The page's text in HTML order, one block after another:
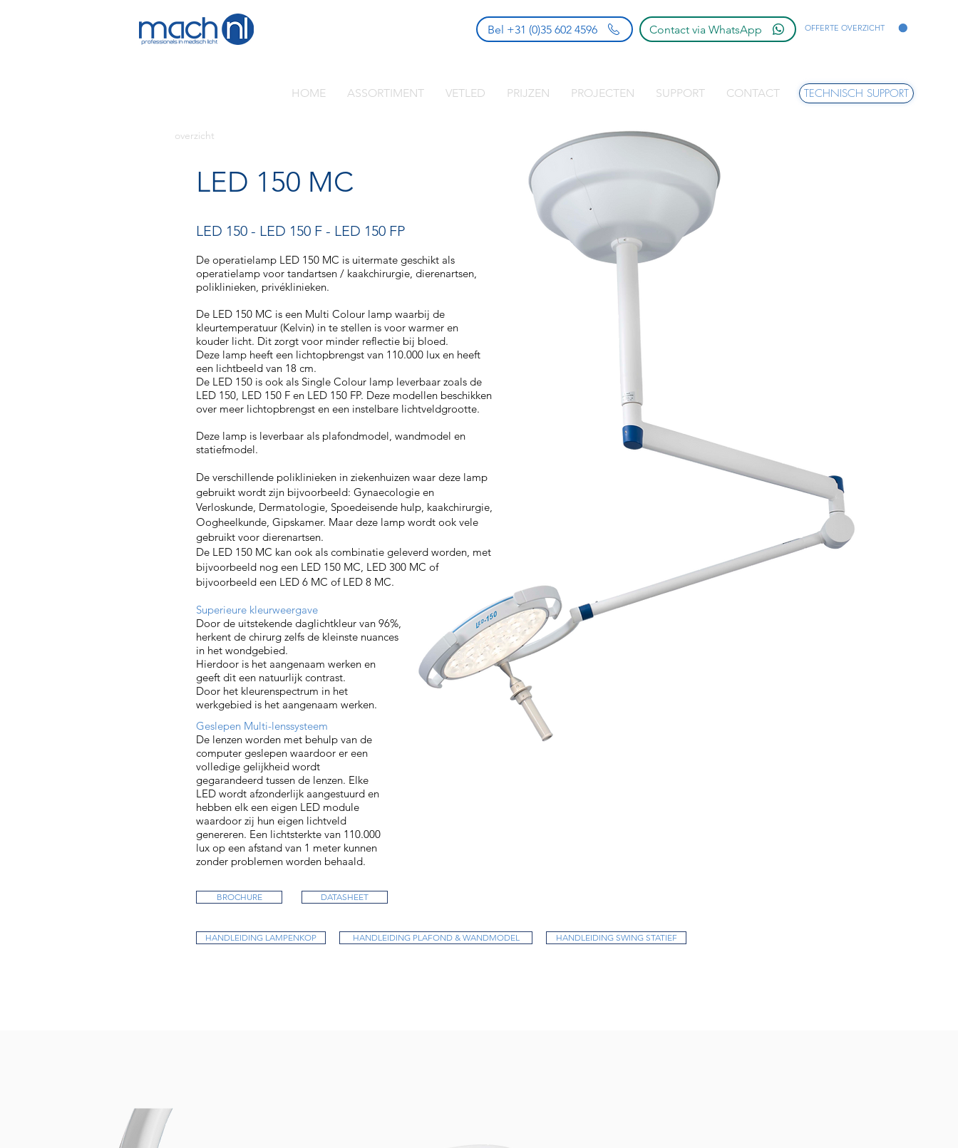
Bel +31 (0)35 602 4596 Contact via WhatsApp OFFERTE OVERZICHT
HOME ASSORTIMENT VETLED PRIJZEN PROJECTEN SUPPORT CONTACT TECHNISCH SUPPORT
LED 150 MC
LED 150 - LED 150 F - LED 150 FP
De operatielamp LED 150 MC is uitermate geschikt als
operatielamp voor tandartsen / kaakchirurgie, dierenartsen,
poliklinieken, privéklinieken.
De LED 150 MC is een Multi Colour lamp waarbij de
kleurtemperatuur (Kelvin) in te stellen is voor warmer en
kouder licht. Dit zorgt voor minder reflectie bij bloed.
Deze lamp heeft een lichtopbrengst van 110.000 lux en heeft
een lichtbeeld van 18 cm.
De LED 150 is ook als Single Colour lamp leverbaar zoals de
LED 150, LED 150 F en LED 150 FP. Deze modellen beschikken
over meer lichtopbrengst en een instelbare lichtveldgrootte.
Deze lamp is leverbaar als plafondmodel, wandmodel en
statiefmodel.
De verschillende poliklinieken in ziekenhuizen waar deze lamp
gebruikt wordt zijn bijvoorbeeld: Gynaecologie en
Verloskunde, Dermatologie, Spoedeisende hulp, kaakchirurgie,
Oogheelkunde, Gipskamer. Maar deze lamp wordt ook vele
gebruikt voor dierenartsen.
De LED 150 MC kan ook als combinatie geleverd worden, met
bijvoorbeeld nog een LED 150 MC, LED 300 MC of
bijvoorbeeld een LED 6 MC of LED 8 MC.
Superieure kleurweergave
Door de uitstekende daglichtkleur van 96%,
herkent de chirurg zelfs de kleinste nuances
in het wondgebied.
Hierdoor is het aangenaam werken en
geeft dit een natuurlijk contrast.
Door het kleurenspectrum in het
werkgebied is het aangenaam werken.
Geslepen Multi-lenssysteem
De lenzen worden met behulp van de
computer geslepen waardoor er een
volledige gelijkheid wordt
gegarandeerd tussen de lenzen. Elke
LED wordt afzonderlijk aangestuurd en
hebben elk een eigen LED module
waardoor zij hun eigen lichtveld
genereren. Een lichtsterkte van 110.000
lux op een afstand van 1 meter kunnen
zonder problemen worden behaald.
overzicht
BROCHURE DATASHEET
HANDLEIDING LAMPENKOP HANDLEIDING PLAFOND & WANDMODEL HANDLEIDING SWING STATIEF